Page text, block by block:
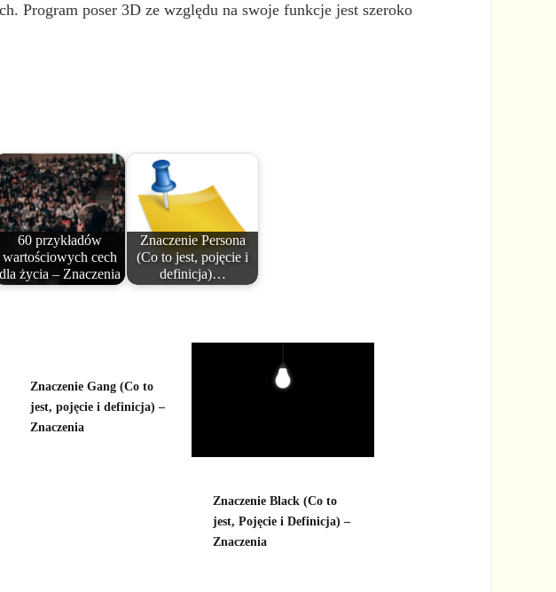
Program poser 3D ze względu na swoje funkcje jest szeroko
60 przykładów
wartościowych cech
dla życia – Znaczenia
Znaczenie Persona
(Co to jest, pojęcie i
definicja)…
Znaczenie Gang (Co to
jest, pojęcie i definicja) –
Znaczenia
Znaczenie Black (Co to
jest, Pojęcie i Definicja) –
Znaczenia